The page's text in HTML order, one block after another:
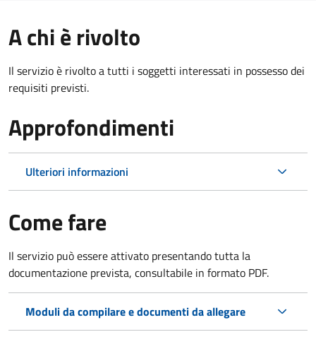
A chi è rivolto
Il servizio è rivolto a tutti i soggetti interessati in possesso dei
requisiti previsti.
Approfondimenti
Ulteriori informazioni
Come fare
Il servizio può essere attivato presentando tutta la
documentazione prevista, consultabile in formato PDF.
Moduli da compilare e documenti da allegare